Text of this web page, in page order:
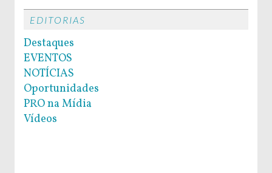
EDITORIAS
Destaques
EVENTOS
NOTÍCIAS
Oportunidades
PRO na Mídia
Vídeos